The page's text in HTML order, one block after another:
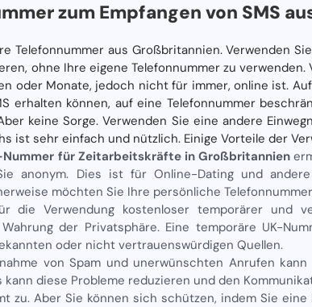
zum Empfangen von SMS
Telefonnummer aus Großbritannien. Verwenden
ohne Ihre eigene Telefonnummer zu
oder Monate, jedoch nicht für immer, online ist.
erhalten können, auf eine Telefonnummer
keine Sorge. Verwenden Sie eine andere
ist sehr einfach und nützlich. Einige Vorteile der
Nummer für Zeitarbeitskräfte in Großbritannien
anonym. Dies ist für Online-Dating und
möchten Sie Ihre persönliche
die Verwendung kostenloser temporärer und
der Privatsphäre. Eine temporäre UK-
oder nicht vertrauenswürdigen Quellen.
von Spam und unerwünschten Anrufen
kann diese Probleme reduzieren und den
zu. Aber Sie können sich schützen, indem Sie